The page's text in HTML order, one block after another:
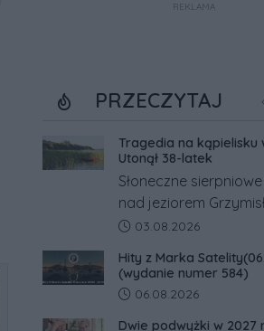
REKLAMA
PRZECZYTAJ
Tragedia na kąpielisku
Utonął 38-latek
Słoneczne
nad jeziorem
powiecie śremskim
zdołały odwrócić
natychmiastowe
Data dodania artykułu:
03.08.2026
Hity z Marka
(wydanie numer 584)
Data dodania artykułu:
06.08.2026
Dwie podwyżki w 2027